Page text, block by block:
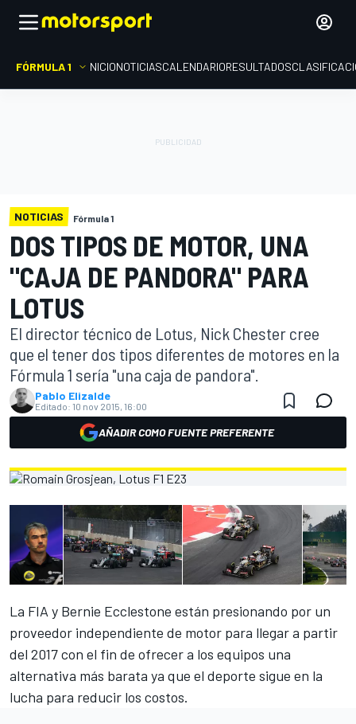
FÓRMULA 1 INICIONOTICIASCALENDARIORESULTADOS
NOTICIAS Fórmula 1
DOS TIPOS DE MOTOR, UNA
"CAJA DE PANDORA" PARA
LOTUS
El director técnico de Lotus, Nick Chester cree
que el tener dos tipos diferentes de motores en la
Fórmula 1 sería "una caja de pandora".
Pablo Elizalde
Editado: 10 nov 2015, 16:00
AÑADIR COMO FUENTE PREFERENTE
La FIA y Bernie Ecclestone están presionando por un
proveedor independiente de motor para llegar a partir
del 2017 con el fin de ofrecer a los equipos una
alternativa más barata ya que el deporte sigue en la
lucha para reducir los costos.